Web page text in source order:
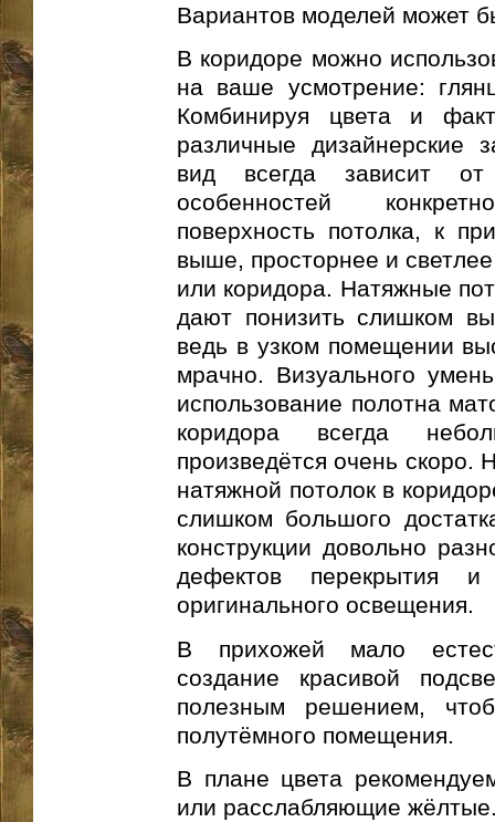
Вариантов моделей может
В коридоре можно
на ваше усмотрение:
Комбинируя цвета и
различные дизайнерские
вид всегда зависит
особенностей
поверхность потолка, к
выше, просторнее и
или коридора. Натяжные
дают понизить слишком
ведь в узком помещении
мрачно. Визуального
использование полотна
коридора всегда
произведётся очень
натяжной потолок в
слишком большого
конструкции довольно
дефектов перекрытия
оригинального освещения.
В прихожей мало
создание красивой
полезным решением,
полутёмного помещения.
В плане цвета
или расслабляющие